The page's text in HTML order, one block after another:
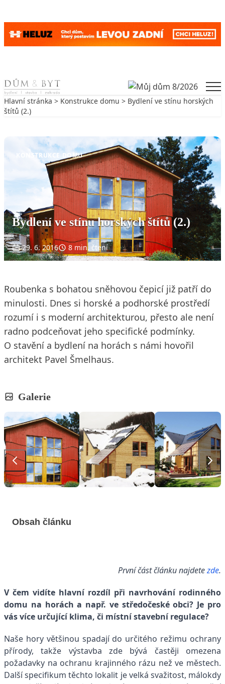
Skip to content
Hlavní stránka > Konstrukce domu > Bydlení ve stínu horských
štítů (2.)
KONSTRUKCE DOMU
Bydlení ve stínu horských štítů (2.)
29. 6. 2016 8 min. čtení
Roubenka s bohatou sněhovou čepicí již patří do
minulosti. Dnes si horské a podhorské prostředí
rozumí i s moderní architekturou, přesto ale není
radno podceňovat jeho specifické podmínky.
O stavění a bydlení na horách s námi hovořil
architekt Pavel Šmelhaus.
Galerie
Obsah článku
První část článku najdetezde.
V čem vidíte hlavní rozdíl při navrhování rodinného
domu na horách a např. ve středočeské obci? Je pro
vás více určující klima, či místní stavební regulace?
Naše hory většinou spadají do určitého režimu ochrany
přírody, takže výstavba zde bývá častěji omezena
požadavky na ochranu krajinného rázu než ve městech.
Další specifikum těchto lokalit je velká svažitost, málokdy